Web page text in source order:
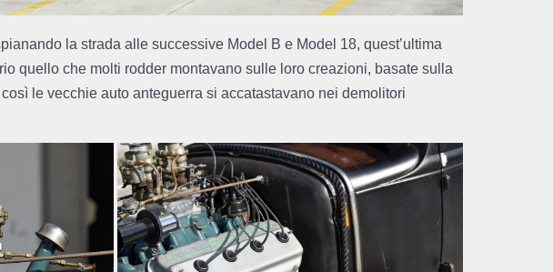
la strada alle successive Model B e Model 18, quest’ultima
quello che molti rodder montavano sulle loro creazioni, basate sulla
le vecchie auto anteguerra si accatastavano nei demolitori